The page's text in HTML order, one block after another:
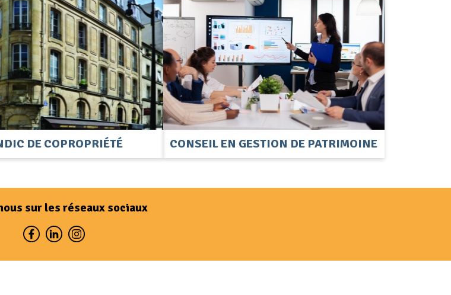
DE COPROPRIÉTÉ CONSEIL EN GESTION DE PATRIMOINE
sur les réseaux sociaux